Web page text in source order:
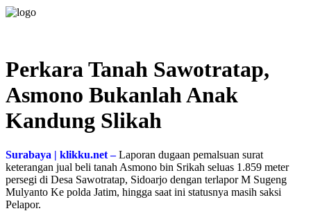
Perkara Tanah Sawotratap,
Asmono Bukanlah Anak
Kandung Slikah
Surabaya | klikku.net –Laporan dugaan pemalsuan surat
keterangan jual beli tanah Asmono bin Srikah seluas 1.859 meter
persegi di Desa Sawotratap, Sidoarjo dengan terlapor M Sugeng
Mulyanto Ke polda Jatim, hingga saat ini statusnya masih saksi
Pelapor.